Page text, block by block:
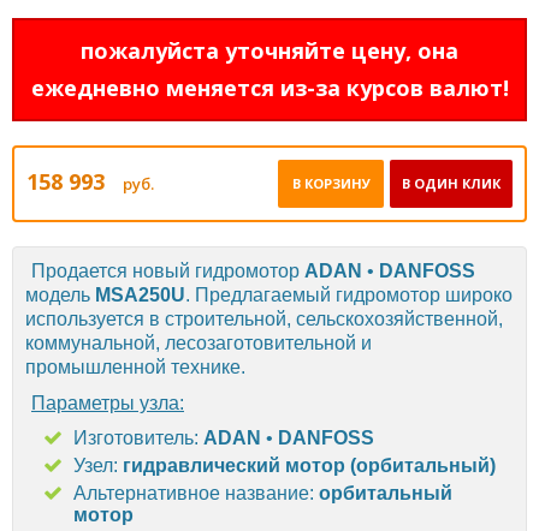
пожалуйста уточняйте цену, она
ежедневно меняется из-за курсов валют!
158 993 руб. В ОДИН КЛИК
В КОРЗИНУ
Продается новый гидромотор ADAN • DANFOSS
модель MSA250U. Предлагаемый гидромотор широко
используется в строительной, сельскохозяйственной,
коммунальной, лесозаготовительной и
промышленной технике.
Параметры узла:
Изготовитель: ADAN • DANFOSS
Узел: гидравлический мотор (орбитальный)
Альтернативное название: орбитальный
мотор